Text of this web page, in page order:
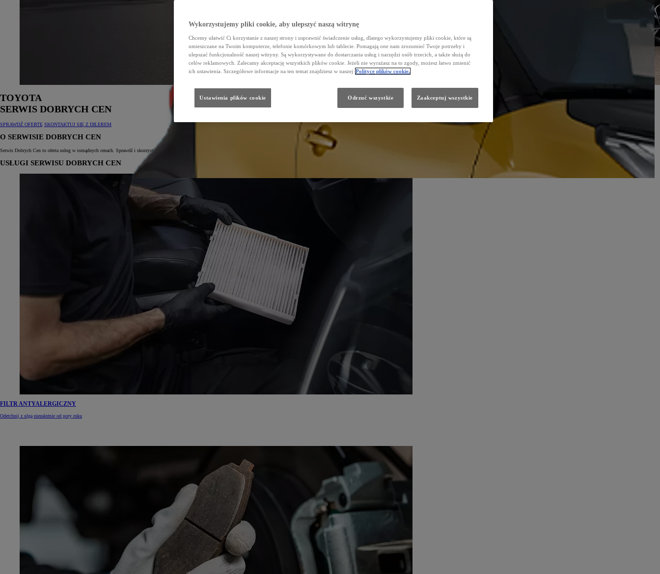
TOYOTA
SERWIS DOBRYCH CEN
SPRAWDŹ OFERTĘ SKONTAKTUJ SIĘ Z DILEREM
O SERWISIE DOBRYCH CEN
Serwis Dobrych Cen to oferta usług w rozsądnych cenach. Sprawdź i skorzystaj z usług dla modeli AYGO, Yaris, Auris, Corolla, Avensis, Toyota C‑HR, RAV4, Prius, Land Cruiser, Hilux oraz PROACE.
USŁUGI SERWISU DOBRYCH CEN
FILTR ANTYALERGICZNY
Odetchnij z ulgą niezależnie od pory roku
Wykorzystujemy pliki cookie, aby ulepszyć naszą witrynę
Chcemy ułatwić Ci korzystanie z naszej strony i usprawnić świadczenie usług, dlatego wykorzystujemy pliki cookie, które są
umieszczane na Twoim komputerze, telefonie komórkowym lub tablecie. Pomagają one nam zrozumieć Twoje potrzeby i
ulepszać funkcjonalność naszej witryny. Są wykorzystywane do dostarczania usług i narzędzi osób trzecich, a także służą do
celów reklamowych. Zalecamy akceptację wszystkich plików cookie. Jeżeli nie wyrażasz na to zgody, możesz łatwo zmienić
ich ustawienia. Szczegółowe informacje na ten temat znajdziesz w naszej Polityce plików cookie.
Ustawienia plików cookie Odrzuć wszystkie Zaakceptuj wszystkie